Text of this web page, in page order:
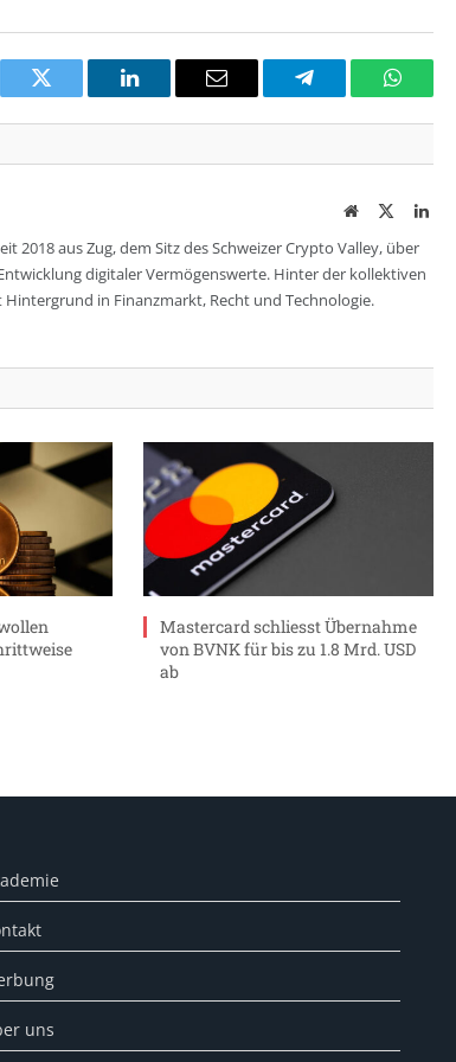
Twitter LinkedIn Email Telegram
WebsiteTwitter
2018 aus Zug, dem Sitz des Schweizer Crypto Valley, über
digitaler Vermögenswerte. Hinter der kollektiven
in Finanzmarkt, Recht und Technologie.
Mastercard schliesst Übernahme
von BVNK für bis zu 1.8 Mrd. USD
ab
uns